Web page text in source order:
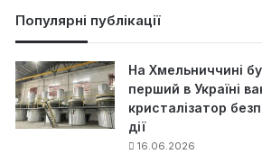
Популярні публікації
На Хмельниччині
перший в Україні
кристалізатор
дії
16.06.2026